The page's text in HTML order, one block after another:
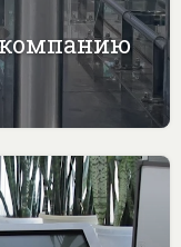
компанию